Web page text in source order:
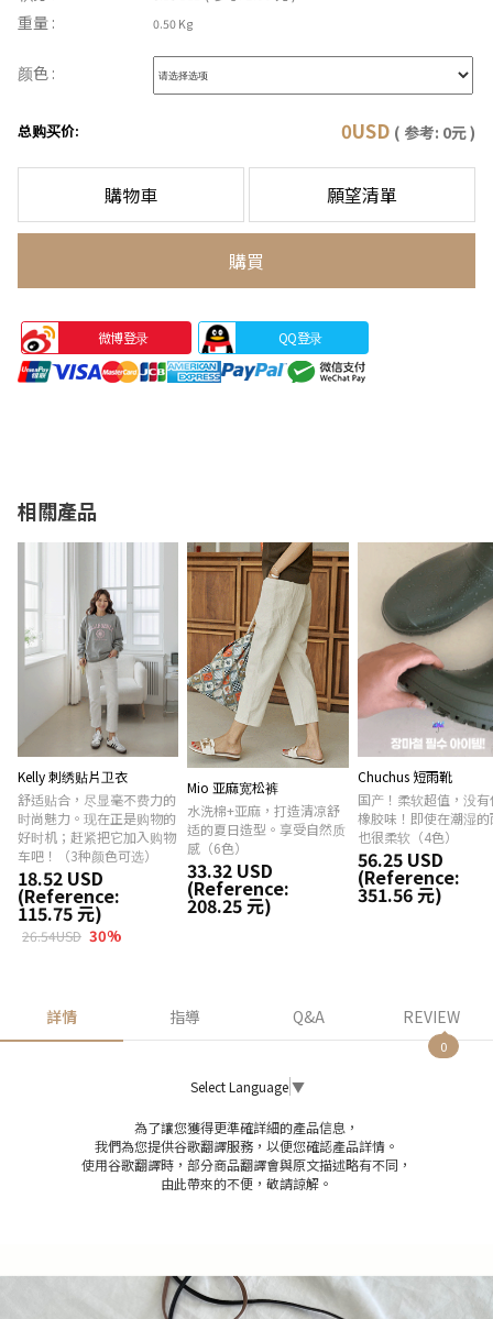
重量 : 0.50 Kg
颜色 :
总购买价: 0USD ( 参考: 0元 )
購物車 願望清單
購買
微博登录 QQ登录
相關產品
Kelly 刺绣贴片卫衣
舒适贴合，尽显毫不费力的
时尚魅力。现在正是购物的
好时机；赶紧把它加入购物
车吧！（3种颜色可选）
18.52 USD
(Reference:
115.75 元)
26.54USD 30%
Mio 亚麻宽松裤
水洗棉+亚麻，打造清凉舒
适的夏日造型。享受自然质
感（6色）
33.32 USD
(Reference:
208.25 元)
Chuchus 短雨靴
国产！柔软超值，没有
橡胶味！即使在潮湿的
也很柔软（4色）
56.25 USD
(Reference:
351.56 元)
詳情 指導 Q&A REVIEW
0
Select Language ▼
為了讓您獲得更準確詳細的產品信息，
我們為您提供谷歌翻譯服務，以便您確認產品詳情。
使用谷歌翻譯時，部分商品翻譯會與原文描述略有不同，
由此帶來的不便，敬請諒解。